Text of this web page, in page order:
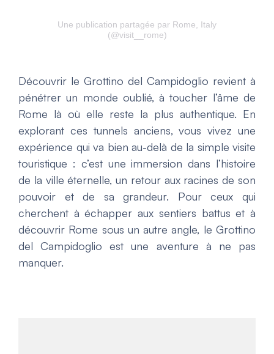
Une publication partagée par Rome, Italy
(@visit__rome)
Découvrir le Grottino del Campidoglio revient à
pénétrer un monde oublié, à toucher l’âme de
Rome là où elle reste la plus authentique. En
explorant ces tunnels anciens, vous vivez une
expérience qui va bien au-delà de la simple visite
touristique : c’est une immersion dans l’histoire
de la ville éternelle, un retour aux racines de son
pouvoir et de sa grandeur. Pour ceux qui
cherchent à échapper aux sentiers battus et à
découvrir Rome sous un autre angle, le Grottino
del Campidoglio est une aventure à ne pas
manquer.